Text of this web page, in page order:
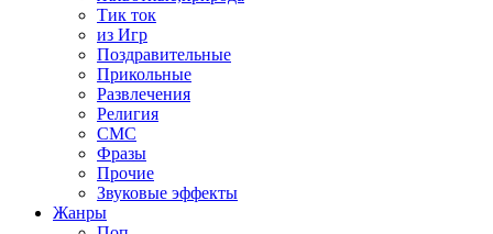
Тик ток
из Игр
Поздравительные
Прикольные
Развлечения
Религия
СМС
Фразы
Прочие
Звуковые эффекты
Жанры